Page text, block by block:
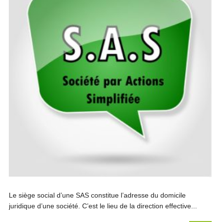
Le siège social d’une SAS constitue l’adresse du domicile
juridique d’une société. C’est le lieu de la direction effective...